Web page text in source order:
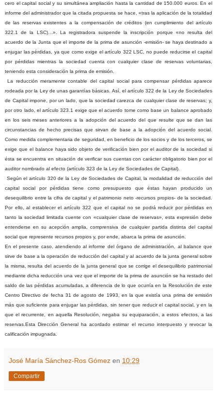
cero el capital social y su simultánea ampliación hasta la cantidad de 150.000 euros. En el
informe del administrador que la citada propuesta se hace, «tras la aplicación de la totalidad
de las reservas existentes a la compensación de créditos (en cumplimiento del artículo
322.1 de la LSC)…». La registradora suspende la inscripción porque «no resulta del
acuerdo de la Junta que el importe de la prima de asunción -emisión- se haya destinado a
enjugar las pérdidas, ya que como exige el artículo 322 LSC, no puede reducirse el capital
por pérdidas mientras la sociedad cuenta con cualquier clase de reservas voluntarias,
teniendo esta consideración la prima de emisión.
La reducción meramente contable del capital social para compensar pérdidas aparece
rodeada por la Ley de unas garantías básicas. Así, el artículo 322 de la Ley de Sociedades
de Capital impone, por un lado, que la sociedad carezca de cualquier clase de reservas; y,
por otro lado, el artículo 323.1 exige que el acuerdo tome como base un balance aprobado
en los seis meses anteriores a la adopción del acuerdo del que resulte que se dan las
circunstancias de hecho precisas que sirvan de base a la adopción del acuerdo social.
Como medida complementaria de seguridad, en beneficio de los socios y de los terceros, se
exige que el balance haya sido objeto de verificación bien por el auditor de la sociedad si
ésta se encuentra en situación de verificar sus cuentas con carácter obligatorio bien por el
auditor nombrado al efecto (artículo 323 de la Ley de Sociedades de Capital).
Según el artículo 320 de la Ley de Sociedades de Capital, la modalidad de reducción del
capital social por pérdidas tiene como presupuesto que éstas hayan producido un
desequilibrio entre la cifra de capital y el patrimonio neto -recursos propios- de la sociedad.
Por ello, al establecer el artículo 322 que el capital no se podrá reducir por pérdidas en
tanto la sociedad limitada cuente con «cualquier clase de reservas», esta expresión debe
entenderse en su acepción amplia, comprensiva de cualquier partida distinta del capital
social que represente recursos propios y, por ende, abarca la prima de asunción.
En el presente caso, atendiendo al informe del órgano de administración, al balance que
sirve de base a la operación de reducción del capital y al acuerdo de la junta general sobre
la misma, resulta del acuerdo de la junta general que se corrige el desequilibrio patrimonial
mediante dicha reducción una vez que el importe de la prima de asunción se ha restado del
saldo de las pérdidas acumuladas, a diferencia de lo que ocurría en la Resolución de este
Centro Directivo de fecha 31 de agosto de 1993, en la que existía una prima de emisión
más que suficiente para enjugar las pérdidas, sin tener que reducir el capital social, y en la
que el recurrente, en aquella Resolución, negaba su equiparación, a estos efectos, a las
reservas. Esta Dirección General ha acordado estimar el recurso interpuesto y revocar la
calificación impugnada.
José María Sánchez-Ros Gómez en 10:29
Compartir